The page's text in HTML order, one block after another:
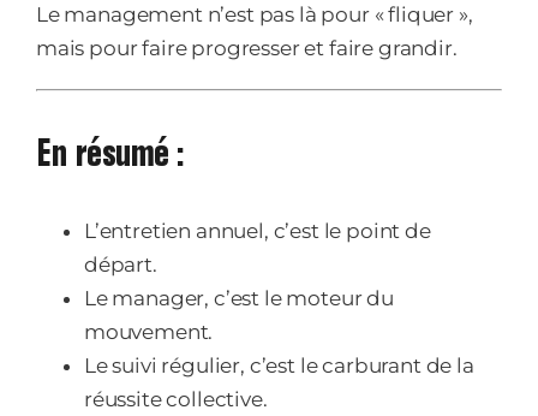
Le management n’est pas là pour « fliquer »,
mais pour faire progresser et faire grandir.
En résumé :
L’entretien annuel, c’est le point de
départ.
Le manager, c’est le moteur du
mouvement.
Le suivi régulier, c’est le carburant de la
réussite collective.